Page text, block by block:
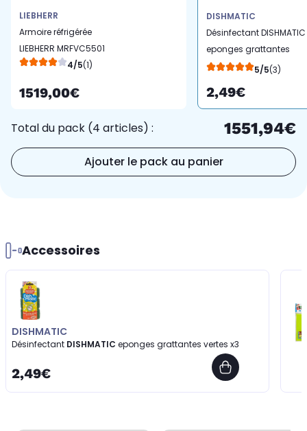
LIEBHERR
Armoire réfrigérée
LIEBHERR MRFVC5501
4/5(1)
1519,00€
DISHMATIC
Désinfectant DISHMATIC
eponges grattantes
vertes x3
5/5(3)
2,49€
Total du pack (4 articles) : 1551,94€
Ajouter le pack au panier
Accessoires
DISHMATIC
Désinfectant DISHMATIC eponges grattantes vertes x3
2,49€